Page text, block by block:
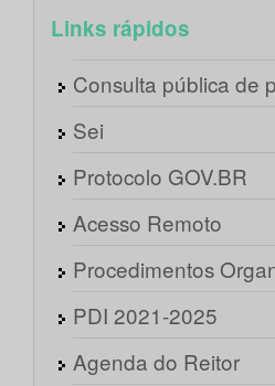
Links rápidos
Consulta pública de
Sei
Protocolo GOV.BR
Acesso Remoto
Procedimentos
PDI 2021-2025
Agenda do Reitor